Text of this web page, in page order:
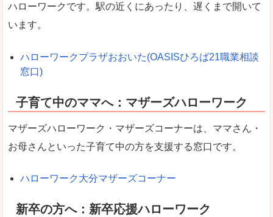
ハローワークです。駅の近くにあったり、遅くまで開いて
います。
ハローワークプラザおおいた(OASISひろば21職業相談
窓口)
子育て中のママへ：マザーズハローワーク
マザーズハローワーク・マザーズコーナーは、ママさん・
お母さんといった子育て中の方を支援する窓口です。
ハローワーク大分マザーズコーナー
新卒の方へ：新卒応援ハローワーク